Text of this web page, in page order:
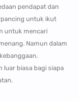
pendapat dan
untuk ikut
untuk mencari
Namun dalam